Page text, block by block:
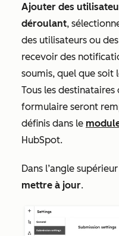
Ajouter des
déroulant,
des utilisateurs ou
recevoir des
soumis, quel que
Tous les destinataires
formulaire seront
définis dans le
HubSpot.
Dans l’angle
mettre à jour.